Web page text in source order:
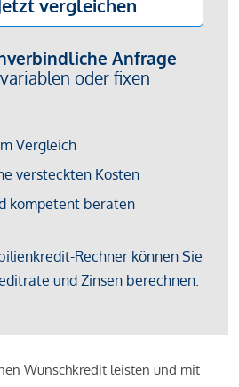
Wunschkredit leisten und mit